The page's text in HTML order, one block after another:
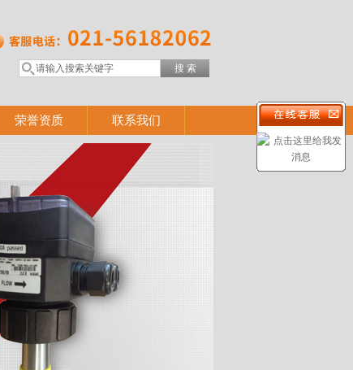
荣誉资质 联系我们